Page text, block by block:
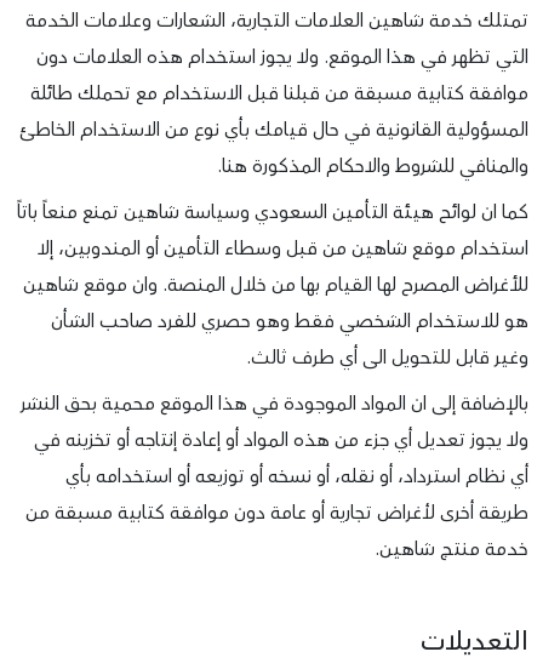
تمتلك خدمة شاهين العلامات التجارية، الشعارات وعلامات الخدمة
التي تظهر في هذا الموقع. ولا يجوز استخدام هذه العلامات دون
موافقة كتابية مسبقة من قبلنا قبل الاستخدام مع تحملك طائلة
المسؤولية القانونية في حال قيامك بأي نوع من الاستخدام الخاطئ
والمنافي للشروط والاحكام المذكورة هنا.
كما ان لوائح هيئة التأمين السعودي وسياسة شاهين تمنع منعاً باتاً
استخدام موقع شاهين من قبل وسطاء التأمين أو المندوبين، إلا
للأغراض المصرح لها القيام بها من خلال المنصة. وان موقع شاهين
هو للاستخدام الشخصي فقط وهو حصري للفرد صاحب الشأن
وغير قابل للتحويل الى أي طرف ثالث.
بالإضافة إلى ان المواد الموجودة في هذا الموقع محمية بحق النشر
ولا يجوز تعديل أي جزء من هذه المواد أو إعادة إنتاجه أو تخزينه في
أي نظام استرداد، أو نقله، أو نسخه أو توزيعه أو استخدامه بأي
طريقة أخرى لأغراض تجارية أو عامة دون موافقة كتابية مسبقة من
خدمة منتج شاهين.
التعديلات